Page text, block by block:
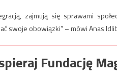
zajmują się sprawami
swoje obowiązki” – mówi Anas
Fundację